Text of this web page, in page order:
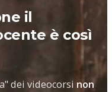
il
è così
dei videocorsi non